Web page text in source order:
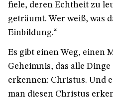
fiele, deren Echtheit zu
geträumt. Wer weiß, was
Einbildung.“
Es gibt einen Weg, einen
Geheimnis, das alle
erkennen: Christus. Und
man diesen Christus